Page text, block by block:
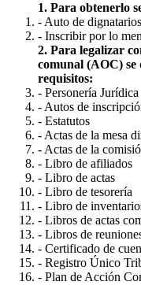
1. Para obtenerlo
- Auto de
- Inscribir por lo
2. Para legalizar
comunal (AOC) se
requisitos:
- Personería
- Autos de
- Estatutos
- Actas de la mesa
- Actas de la
- Libro de afiliados
- Libro de actas
- Libro de tesorería
- Libro de
- Libros de actas
- Libros de
- Certificado de
- Registro Único
- Plan de Acción